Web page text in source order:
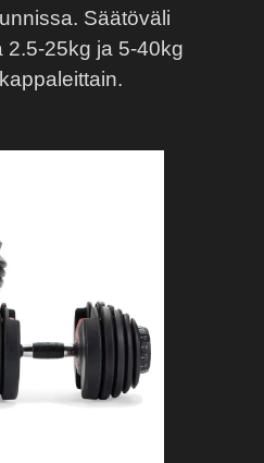
Säätöväli
2.5-25kg ja 5-40kg